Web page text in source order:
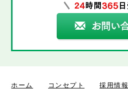
ホーム コンセプト 採用情報